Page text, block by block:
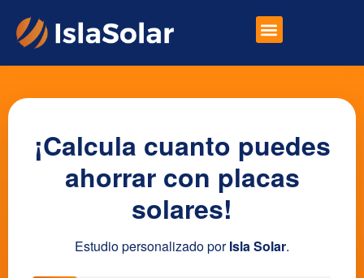
¡Calcula cuanto puedes
ahorrar con placas
solares!
Estudio personalizado porIsla Solar.